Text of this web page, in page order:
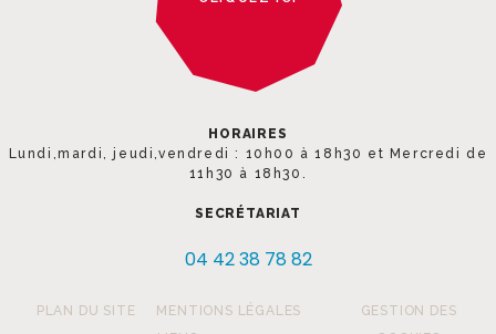
HORAIRES
Lundi,mardi, jeudi,vendredi : 10h00 à 18h30 et Mercredi de
11h30 à 18h30.
SECRÉTARIAT
04 42 38 78 82
PLAN DU SITE
MENTIONS LÉGALES
GESTION DES